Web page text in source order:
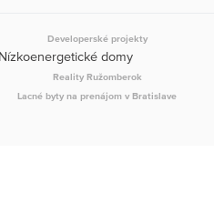
Developerské projekty
domy
Reality Ružomberok
Lacné byty na prenájom v Bratislave